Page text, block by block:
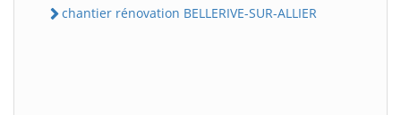
chantier rénovation BELLERIVE-SUR-ALLIER